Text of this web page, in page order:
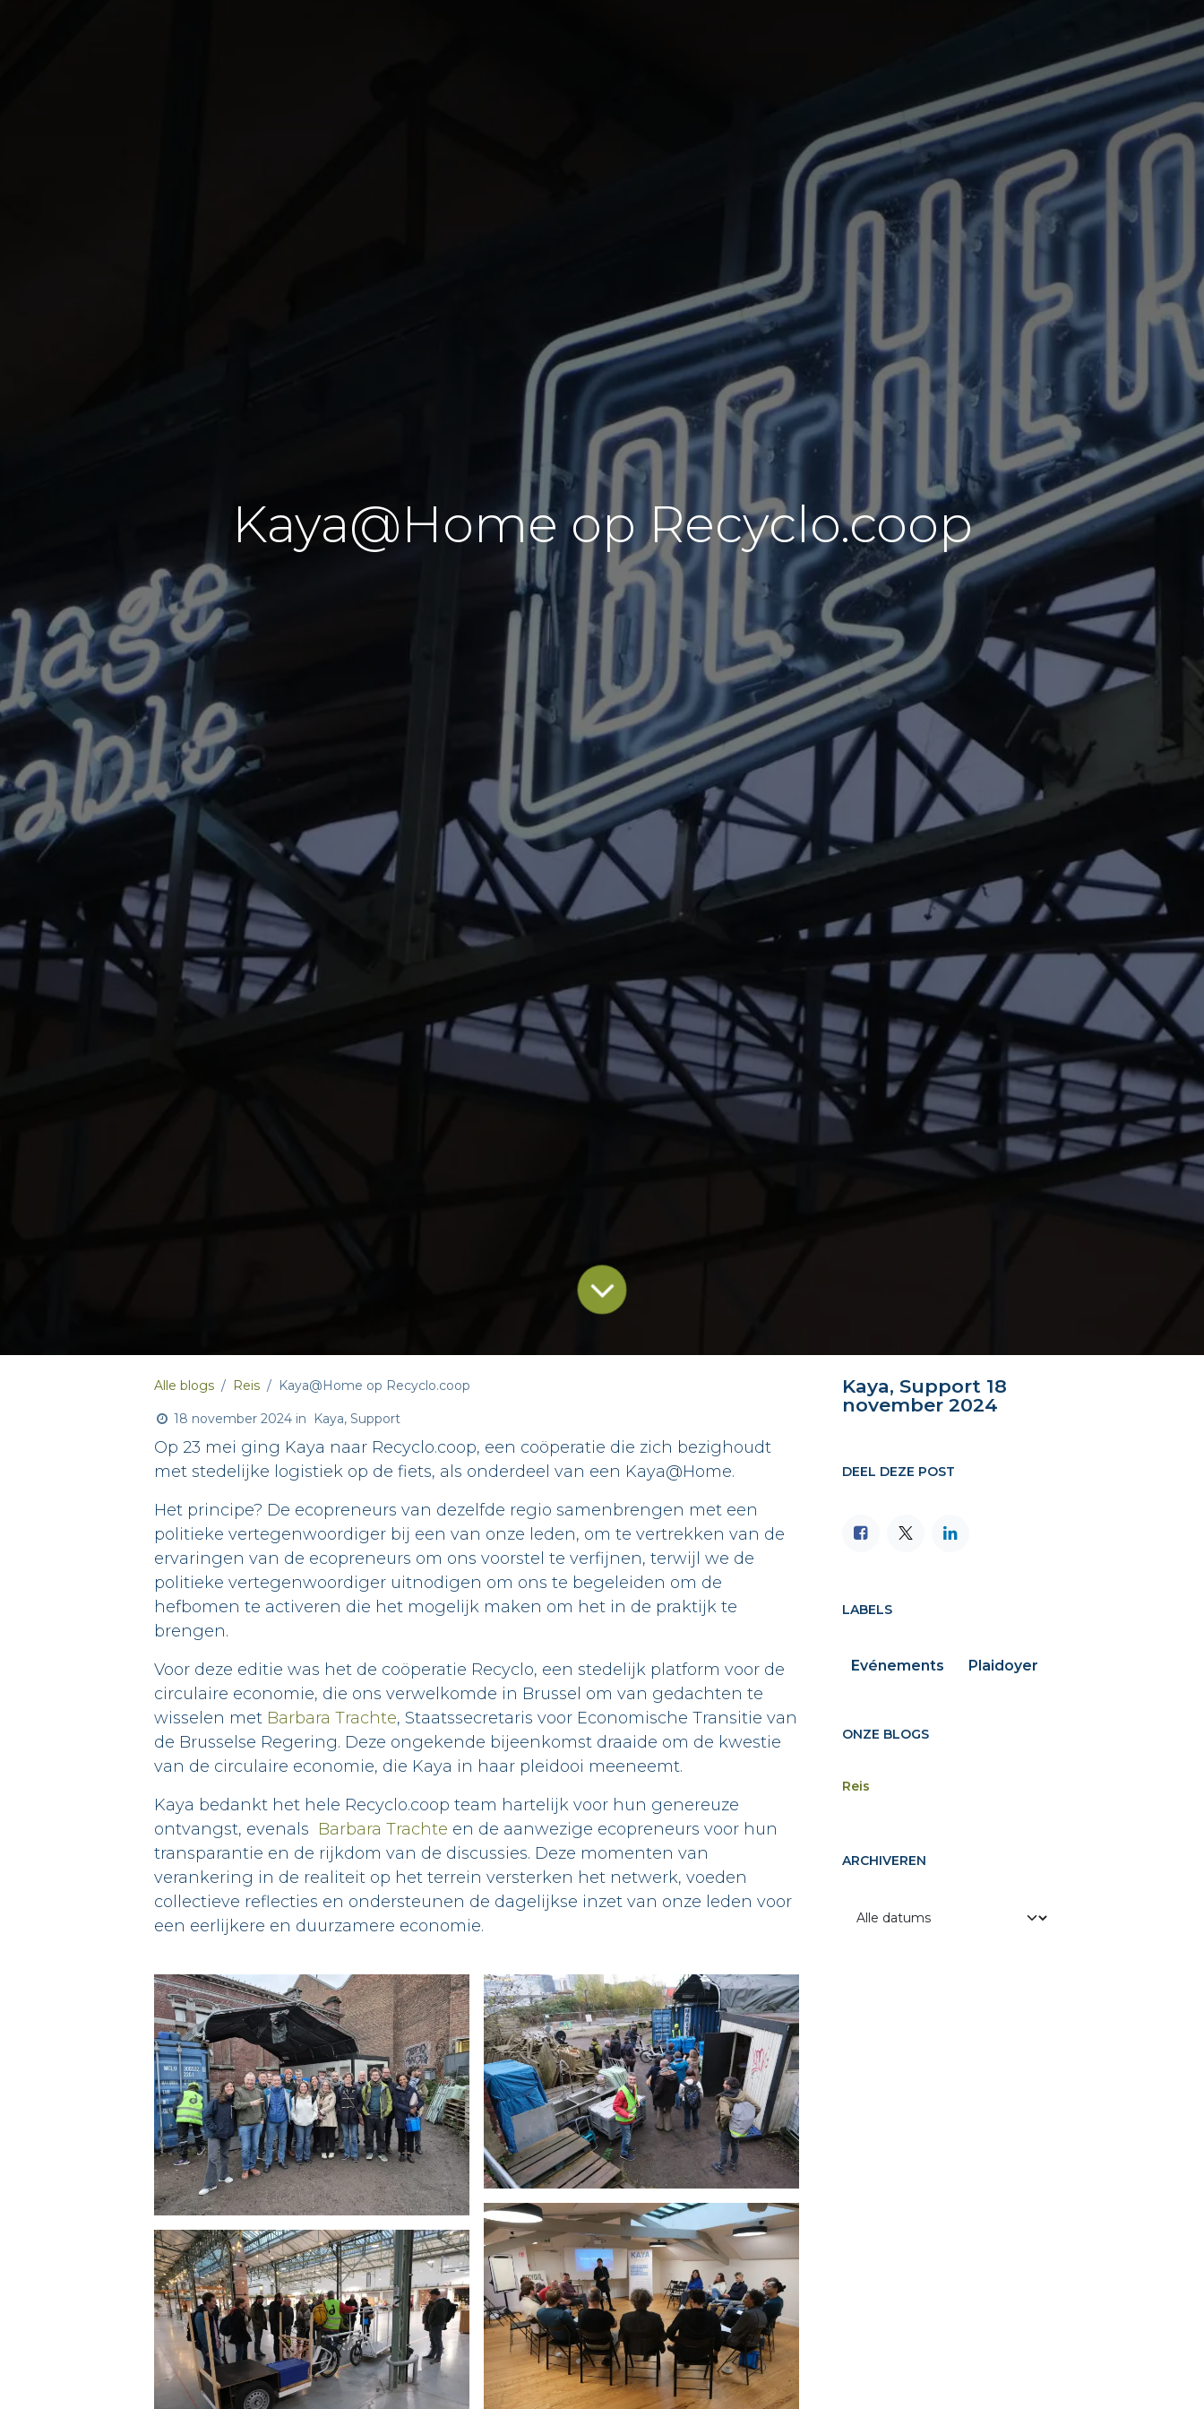
Kaya@Home op Recyclo.coop
Alle blogs Reis Kaya@Home op Recyclo.coop
18 november 2024 in Kaya, Support
Op 23 mei ging Kaya naar Recyclo.coop, een coöperatie die zich bezighoudt
met stedelijke logistiek op de fiets, als onderdeel van een Kaya@Home.
Het principe? De ecopreneurs van dezelfde regio samenbrengen met een
politieke vertegenwoordiger bij een van onze leden, om te vertrekken van de
ervaringen van de ecopreneurs om ons voorstel te verfijnen, terwijl we de
politieke vertegenwoordiger uitnodigen om ons te begeleiden om de
hefbomen te activeren die het mogelijk maken om het in de praktijk te
brengen.
Voor deze editie was het de coöperatie Recyclo, een stedelijk platform voor de
circulaire economie, die ons verwelkomde in Brussel om van gedachten te
wisselen met Barbara Trachte, Staatssecretaris voor Economische Transitie van
de Brusselse Regering. Deze ongekende bijeenkomst draaide om de kwestie
van de circulaire economie, die Kaya in haar pleidooi meeneemt.
Kaya bedankt het hele Recyclo.coop team hartelijk voor hun genereuze
ontvangst, evenals Barbara Trachte en de aanwezige ecopreneurs voor hun
transparantie en de rijkdom van de discussies. Deze momenten van
verankering in de realiteit op het terrein versterken het netwerk, voeden
collectieve reflecties en ondersteunen de dagelijkse inzet van onze leden voor
een eerlijkere en duurzamere economie.
Kaya, Support 18
november 2024
DEEL DEZE POST
LABELS
Evénements Plaidoyer
ONZE BLOGS
Reis
ARCHIVEREN